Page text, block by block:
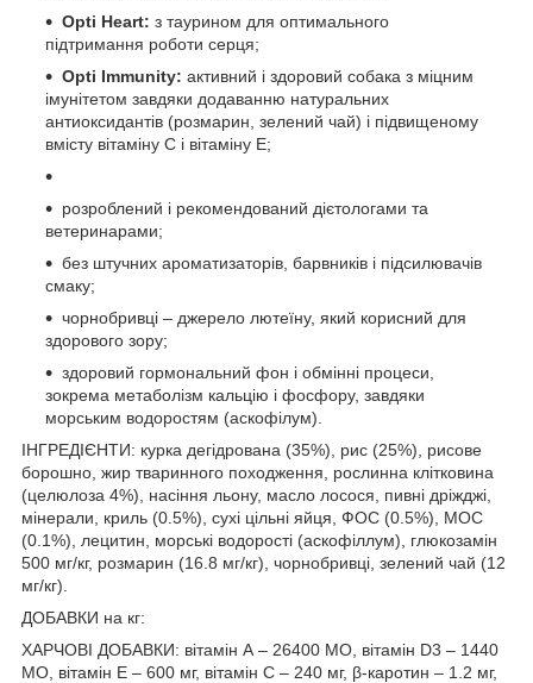
Opti Heart: з таурином для оптимального
підтримання роботи серця;
Opti Immunity: активний і здоровий собака з міцним
імунітетом завдяки додаванню натуральних
антиоксидантів (розмарин, зелений чай) і підвищеному
вмісту вітаміну С і вітаміну Е;
розроблений і рекомендований дієтологами та
ветеринарами;
без штучних ароматизаторів, барвників і підсилювачів
смаку;
чорнобривці – джерело лютеїну, який корисний для
здорового зору;
здоровий гормональний фон і обмінні процеси,
зокрема метаболізм кальцію і фосфору, завдяки
морським водоростям (аскофілум).
ІНГРЕДІЄНТИ: курка дегідрована (35%), рис (25%), рисове
борошно, жир тваринного походження, рослинна клітковина
(целюлоза 4%), насіння льону, масло лосося, пивні дріжджі,
мінерали, криль (0.5%), сухі цільні яйця, ФОС (0.5%), МОС
(0.1%), лецитин, морські водорості (аскофіллум), глюкозамін
500 мг/кг, розмарин (16.8 мг/кг), чорнобривці, зелений чай (12
мг/кг).
ДОБАВКИ на кг:
ХАРЧОВІ ДОБАВКИ: вітамін А – 26400 МО, вітамін D3 – 1440
МО, вітамін Е – 600 мг, вітамін С – 240 мг, β-каротин – 1.2 мг,